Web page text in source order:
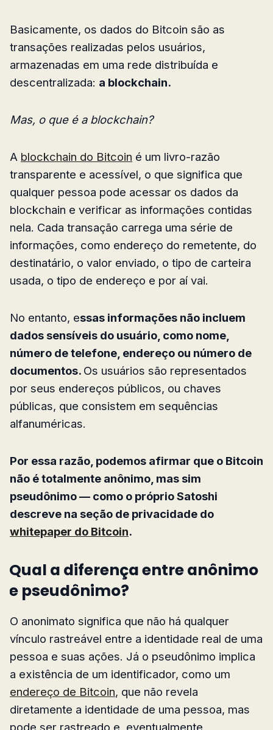
Basicamente, os dados do Bitcoin são as
transações realizadas pelos usuários,
armazenadas em uma rede distribuída e
descentralizada: a blockchain.
Mas, o que é a blockchain?
A blockchain do Bitcoin é um livro-razão
transparente e acessível, o que significa que
qualquer pessoa pode acessar os dados da
blockchain e verificar as informações contidas
nela. Cada transação carrega uma série de
informações, como endereço do remetente, do
destinatário, o valor enviado, o tipo de carteira
usada, o tipo de endereço e por aí vai.
No entanto, essas informações não incluem
dados sensíveis do usuário, como nome,
número de telefone, endereço ou número de
documentos. Os usuários são representados
por seus endereços públicos, ou chaves
públicas, que consistem em sequências
alfanuméricas.
Por essa razão, podemos afirmar que o Bitcoin
não é totalmente anônimo, mas sim
pseudônimo — como o próprio Satoshi
descreve na seção de privacidade do
whitepaper do Bitcoin.
Qual a diferença entre anônimo
e pseudônimo?
O anonimato significa que não há qualquer
vínculo rastreável entre a identidade real de uma
pessoa e suas ações. Já o pseudônimo implica
a existência de um identificador, como um
endereço de Bitcoin, que não revela
diretamente a identidade de uma pessoa, mas
pode ser rastreado e, eventualmente,